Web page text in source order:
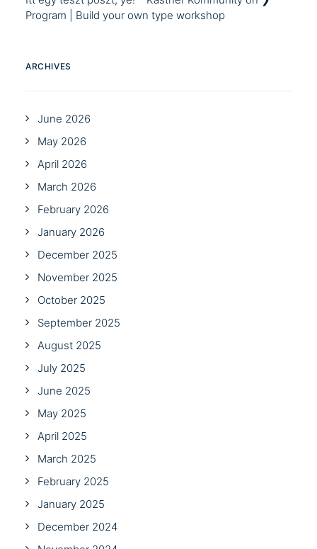
Program | Build your own type workshop
ARCHIVES
June 2026
May 2026
April 2026
March 2026
February 2026
January 2026
December 2025
November 2025
October 2025
September 2025
August 2025
July 2025
June 2025
May 2025
April 2025
March 2025
February 2025
January 2025
December 2024